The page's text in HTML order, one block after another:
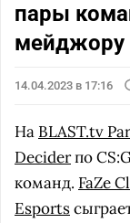
пары
мейджору
14.04.2023 в 17:16
На BLAST.tv
Deciderпо
команд. FaZe
Esports